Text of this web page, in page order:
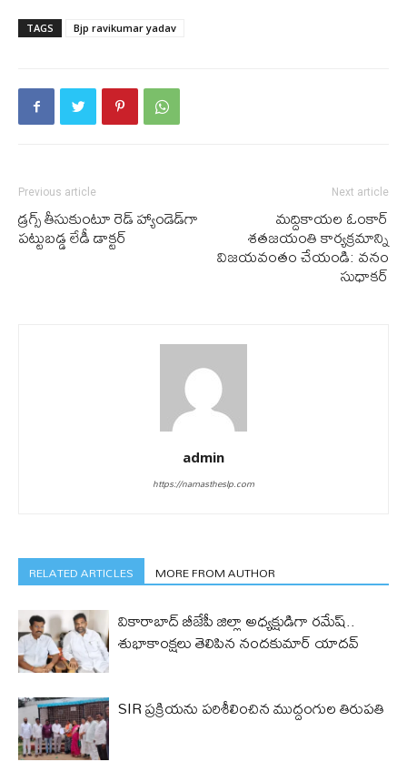
TAGS Bjp ravikumar yadav
Previous article
డ్ర‌గ్స్ తీసుకుంటూ రెడ్ హ్యాండెడ్‌గా
ప‌ట్టుబ‌డ్డ లేడీ డాక్ట‌ర్‌
Next article
మ‌ద్దికాయల ఓంకార్
శ‌త‌జ‌యంతి కార్య‌క్ర‌మాన్ని
విజ‌య‌వంతం చేయండి: వనం
సుధాకర్
admin
https://namastheslp.com
RELATED ARTICLES MORE FROM AUTHOR
వికారాబాద్ బీజేపీ జిల్లా అధ్యక్షుడిగా రమేష్‌..
శుభాకాంక్షలు తెలిపిన నందకుమార్ యాదవ్
SIR ప్రక్రియను పరిశీలించిన ముద్దంగుల తిరుపతి